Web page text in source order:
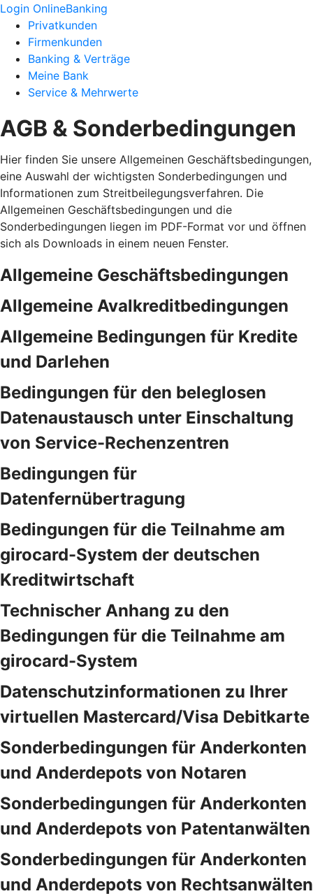
Login OnlineBanking
Privatkunden
Firmenkunden
Banking & Verträge
Meine Bank
Service & Mehrwerte
AGB & Sonderbedingungen
Hier finden Sie unsere Allgemeinen Geschäftsbedingungen,
eine Auswahl der wichtigsten Sonderbedingungen und
Informationen zum Streitbeilegungsverfahren. Die
Allgemeinen Geschäftsbedingungen und die
Sonderbedingungen liegen im PDF-Format vor und öffnen
sich als Downloads in einem neuen Fenster.
Allgemeine Geschäftsbedingungen
Allgemeine Avalkreditbedingungen
Allgemeine Bedingungen für Kredite
und Darlehen
Bedingungen für den beleglosen
Datenaustausch unter Einschaltung
von Service-Rechenzentren
Bedingungen für
Datenfernübertragung
Bedingungen für die Teilnahme am
girocard-System der deutschen
Kreditwirtschaft
Technischer Anhang zu den
Bedingungen für die Teilnahme am
girocard-System
Datenschutzinformationen zu Ihrer
virtuellen Mastercard/Visa Debitkarte
Sonderbedingungen für Anderkonten
und Anderdepots von Notaren
Sonderbedingungen für Anderkonten
und Anderdepots von Patentanwälten
Sonderbedingungen für Anderkonten
und Anderdepots von Rechtsanwälten